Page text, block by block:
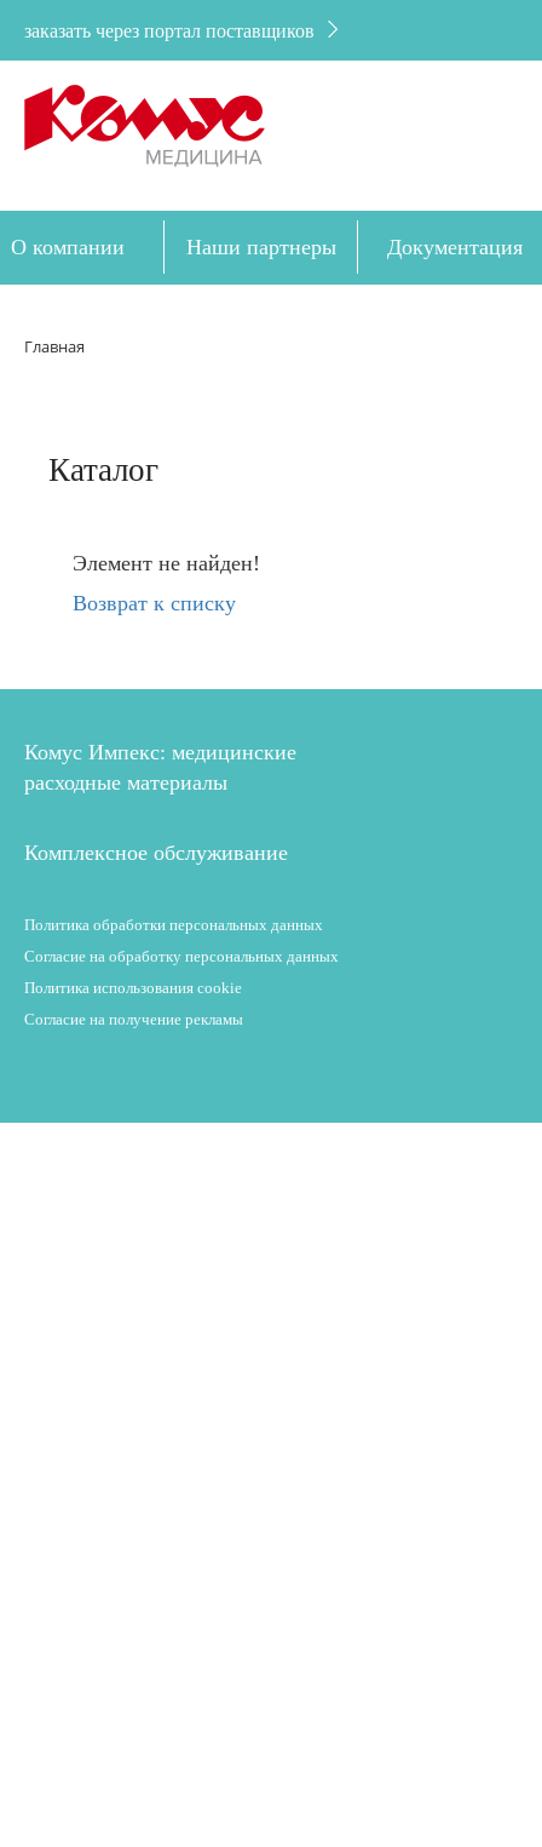
заказать через портал поставщиков
О компании Наши партнеры Документация
Главная
Каталог
Элемент не найден!
Возврат к списку
Комус Импекс: медицинские
расходные материалы
Комплексное обслуживание
Политика обработки персональных данных
Согласие на обработку персональных данных
Политика использования cookie
Согласие на получение рекламы